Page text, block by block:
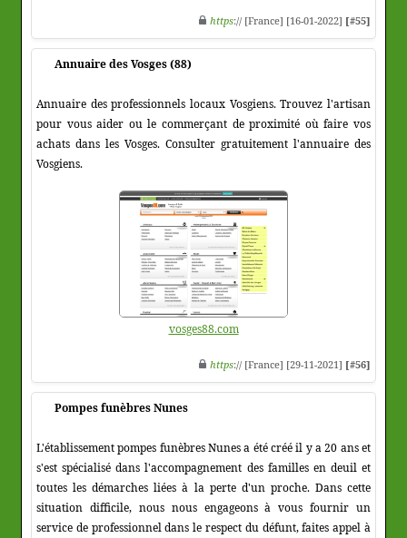
https:// [France] [16-01-2022] [#55]
Annuaire des Vosges (88)
Annuaire des professionnels locaux Vosgiens. Trouvez l'artisan
pour vous aider ou le commerçant de proximité où faire vos
achats dans les Vosges. Consulter gratuitement l'annuaire des
Vosgiens.
vosges88.com
https:// [France] [29-11-2021] [#56]
Pompes funèbres Nunes
L'établissement pompes funèbres Nunes a été créé il y a 20 ans et
s'est spécialisé dans l'accompagnement des familles en deuil et
toutes les démarches liées à la perte d'un proche. Dans cette
situation difficile, nous nous engageons à vous fournir un
service de professionnel dans le respect du défunt, faites appel à